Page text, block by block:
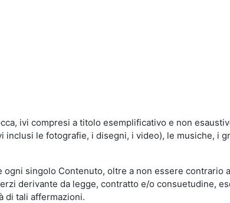
ivi compresi a titolo esemplificativo e non
le fotografie, i disegni, i video), le musiche, i
singolo Contenuto, oltre a non essere contrario
derivante da legge, contratto e/o consuetudine,
di tali affermazioni.